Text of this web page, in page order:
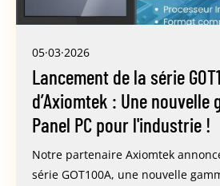
05·03·2026
Lancement de la série
d’Axiomtek : Une nouvelle
Panel PC pour l'industrie !
Notre partenaire Axiomtek
série GOT100A, une nouvelle